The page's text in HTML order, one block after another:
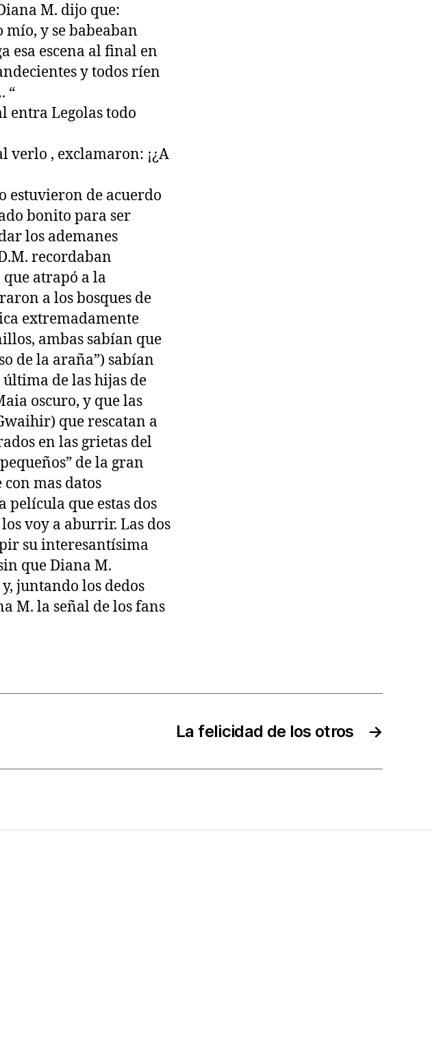
M. dijo que:
mío, y se babeaban
esa escena al final en
y todos ríen
“
entra Legolas todo
verlo , exclamaron: ¡¿A
estuvieron de acuerdo
bonito para ser
los ademanes
recordaban
atrapó a la
a los bosques de
extremadamente
ambas sabían que
de la araña”) sabían
de las hijas de
oscuro, y que las
que rescatan a
en las grietas del
de la gran
mas datos
película que estas dos
voy a aburrir. Las dos
su interesantísima
queDiana M.
juntando los dedos
M. la señal de los fans
→
La felicidad de los otros